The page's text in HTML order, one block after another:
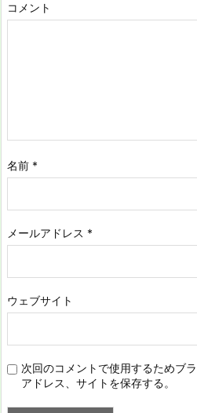
コメント
名前 *
メールアドレス *
ウェブサイト
次回のコメントで使用するためブ
アドレス、サイトを保存する。